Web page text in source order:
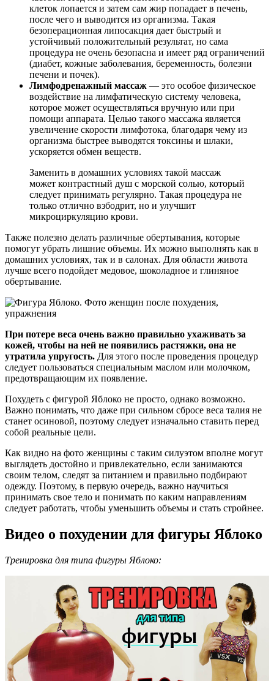
клеток лопается и затем сам жир попадает в печень,
после чего и выводится из организма. Такая
безоперационная липосакция дает быстрый и
устойчивый положительный результат, но сама
процедура не очень безопасна и имеет ряд ограничений
(диабет, кожные заболевания, беременность, болезни
печени и почек).
Лимфодренажный массаж — это особое физическое
воздействие на лимфатическую систему человека,
которое может осуществляться вручную или при
помощи аппарата. Целью такого массажа является
увеличение скорости лимфотока, благодаря чему из
организма быстрее выводятся токсины и шлаки,
ускоряется обмен веществ.
Заменить в домашних условиях такой массаж
может контрастный душ с морской солью, который
следует принимать регулярно. Такая процедура не
только отлично взбодрит, но и улучшит
микроциркуляцию крови.
Также полезно делать различные обертывания, которые
помогут убрать лишние объемы. Их можно выполнять как в
домашних условиях, так и в салонах. Для области живота
лучше всего подойдет медовое, шоколадное и глиняное
обертывание.
При потере веса очень важно правильно ухаживать за
кожей, чтобы на ней не появились растяжки, она не
утратила упругость. Для этого после проведения процедур
следует пользоваться специальным маслом или молочком,
предотвращающим их появление.
Похудеть с фигурой Яблоко не просто, однако возможно.
Важно понимать, что даже при сильном сбросе веса талия не
станет осиновой, поэтому следует изначально ставить перед
собой реальные цели.
Как видно на фото женщины с таким силуэтом вполне могут
выглядеть достойно и привлекательно, если занимаются
своим телом, следят за питанием и правильно подбирают
одежду. Поэтому, в первую очередь, важно научиться
принимать свое тело и понимать по каким направлениям
следует работать, чтобы уменьшить объемы и стать стройнее.
Видео о похудении для фигуры Яблоко
Тренировка для типа фигуры Яблоко: